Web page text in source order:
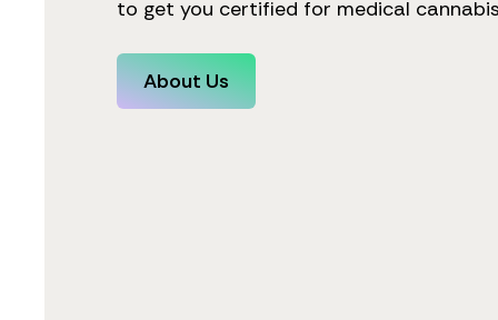
to get you certified for medical
About Us